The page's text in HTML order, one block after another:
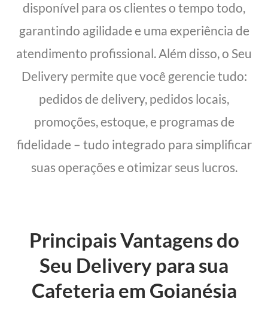
disponível para os clientes o tempo todo,
garantindo agilidade e uma experiência de
atendimento profissional. Além disso, o Seu
Delivery permite que você gerencie tudo:
pedidos de delivery, pedidos locais,
promoções, estoque, e programas de
fidelidade – tudo integrado para simplificar
suas operações e otimizar seus lucros.
Principais Vantagens do
Seu Delivery para sua
Cafeteria em Goianésia